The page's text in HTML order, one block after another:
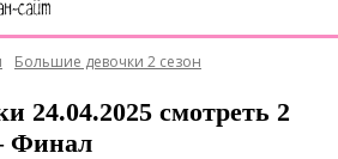
Большие девочки 2 сезон
24.04.2025 смотреть 2
Финал